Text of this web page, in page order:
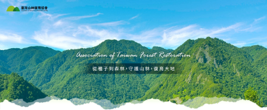
Skip
content